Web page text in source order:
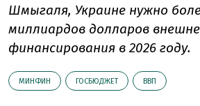
Шмыгаля, Украине нужно
миллиардов долларов
финансирования в 2026 году.
МИНФИН ГОСБЮДЖЕТ ВВП